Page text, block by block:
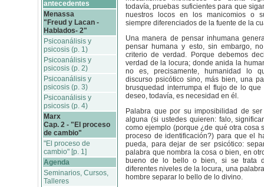
antecedentes
Menassa
"Freud y Lacan -
Hablados- 2"
Psicoanálisis y
psicosis (p. 1)
Psicoanálisis y
psicosis (p. 2)
Psicoanálisis y
psicosis (p. 3)
Psicoanálisis y
psicosis (p. 4)
Marx
Cap. 2 - "El proceso
de cambio"
"El proceso de
cambio" [p. 1]
Agenda
Seminarios, Cursos,
Talleres
todavía, pruebas suficientes para que
nuestros locos en los manicomios o
siempre diferenciados de la fuente de la
Una manera de pensar inhumana
pensar humana y esto, sin embargo,
criterio de verdad. Porque debemos
verdad de la locura; donde anida la
no es, precisamente, humanidad lo
discurso psicótico sino, más bien, una
brusquedad interrumpa el flujo de lo
deseo, todavía, es necesidad en él.
Palabra que por su imposibilidad de
alguna (si ustedes quieren: falo,
como ejemplo (porque ¿de qué otra cosa
proceso de identificación?) para que el
pueda, para dejar de ser psicótico:
palabra que nombra la cosa o bien, en
bueno de lo bello o bien, si se trata
diferentes niveles de la locura, una
hombre separar lo bello de lo divino.